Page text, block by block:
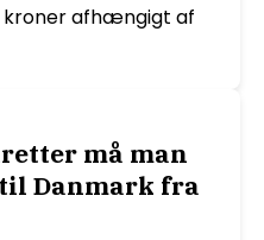
kroner afhængigt af
må man
Danmark fra